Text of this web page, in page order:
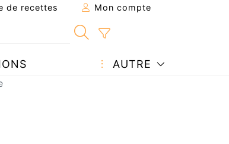
de recettes Mon compte
AUTRE